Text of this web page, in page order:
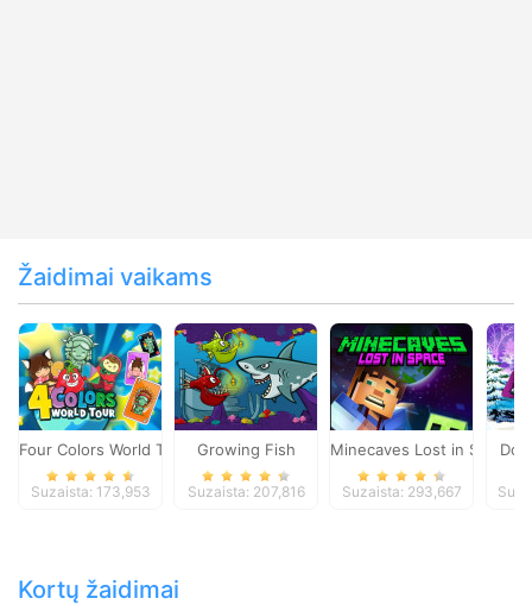
Žaidimai vaikams
Four Colors World Tour
Suzaista: 173,953
Growing Fish
Suzaista: 207,816
Minecaves Lost in Space
Suzaista: 293,667
Kortų žaidimai